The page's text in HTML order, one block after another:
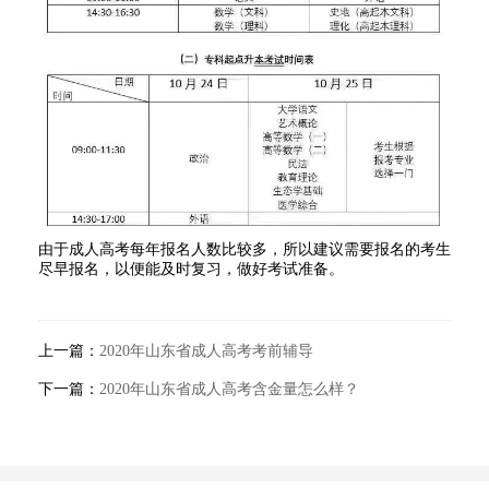
由于成人高考每年报名人数比较多，所以建议需要报名的考生
尽早报名，以便能及时复习，做好考试准备。
上一篇： 2020年山东省成人高考考前辅导
下一篇： 2020年山东省成人高考含金量怎么样？